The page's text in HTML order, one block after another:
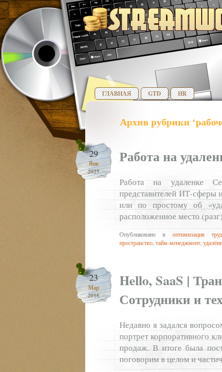
ГЛАВНАЯ GTD HR
Архив рубрики
29
Янв
2025
Работа на
Работа на удаленке
представителей ИТ-сферы
или по простому об
расположенное место
Опубликовано в оптимизация
пространство тайм-менеджмент
23
Мар
2016
Hello, SaaS |
Сотрудники и
Недавно я задался
портрет корпоративного
продаж. В итоге была
поговорим в целом и